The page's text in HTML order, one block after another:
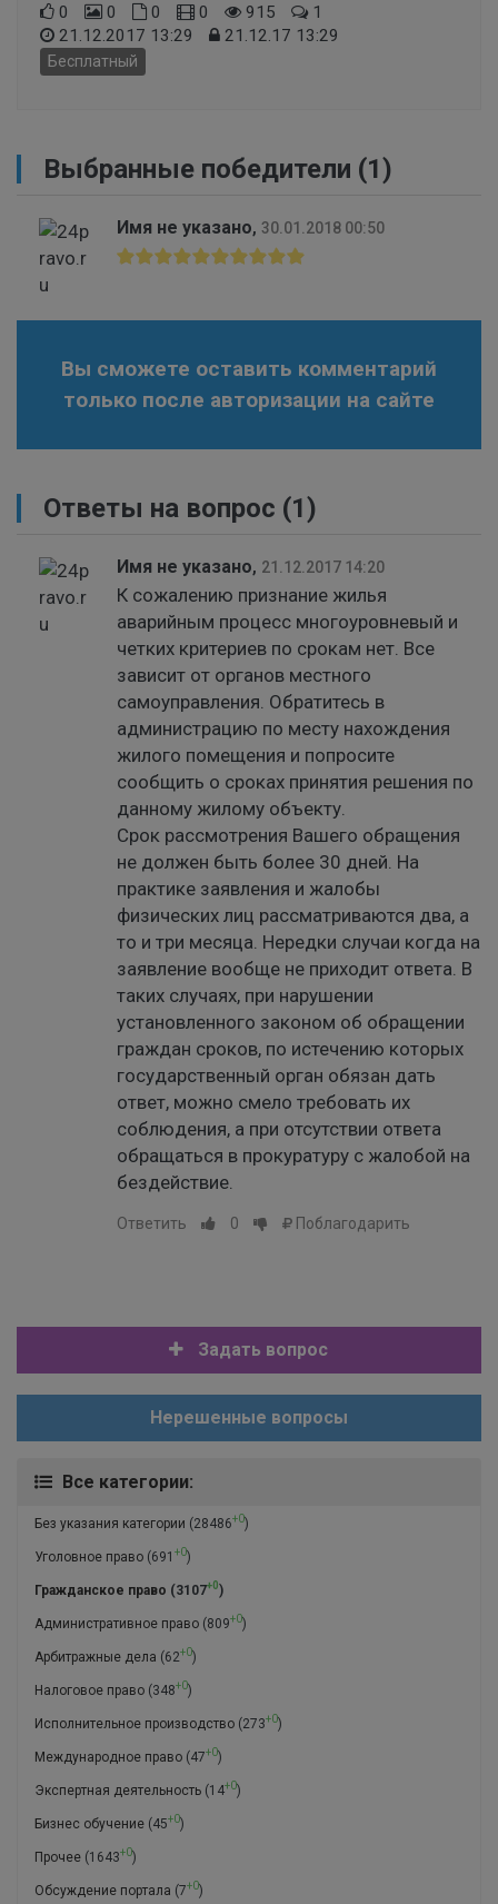
0 0 0 0 915
1
21.12.2017 13:29
21.12.17 13:29
Бесплатный
Выбранные победители (1)
Имя не указано, 30.01.2018 00:50
Вы сможете оставить комментарий
только после авторизации на сайте
Ответы на вопрос (1)
Имя не указано, 21.12.2017 14:20
К сожалению признание жилья
аварийным процесс многоуровневый и
четких критериев по срокам нет. Все
зависит от органов местного
самоуправления. Обратитесь в
администрацию по месту нахождения
жилого помещения и попросите
сообщить о сроках принятия решения по
данному жилому объекту.
Срок рассмотрения Вашего обращения
не должен быть более 30 дней. На
практике заявления и жалобы
физических лиц рассматриваются два, а
то и три месяца. Нередки случаи когда на
заявление вообще не приходит ответа. В
таких случаях, при нарушении
установленного законом об обращении
граждан сроков, по истечению которых
государственный орган обязан дать
ответ, можно смело требовать их
соблюдения, а при отсутствии ответа
обращаться в прокуратуру с жалобой на
бездействие.
Ответить 0 Поблагодарить
Задать вопрос
Нерешенные вопросы
Все категории:
Без указания категории (28486+0)
Уголовное право (691 +0)
Гражданское право (3107+0)
Административное право (809+0)
Арбитражные дела (62+0)
Налоговое право (348+0)
Исполнительное производство (273+0)
Международное право (47+0)
Экспертная деятельность (14+0)
Бизнес обучение (45+0)
Прочее (1643+0)
Обсуждение портала (7+0)